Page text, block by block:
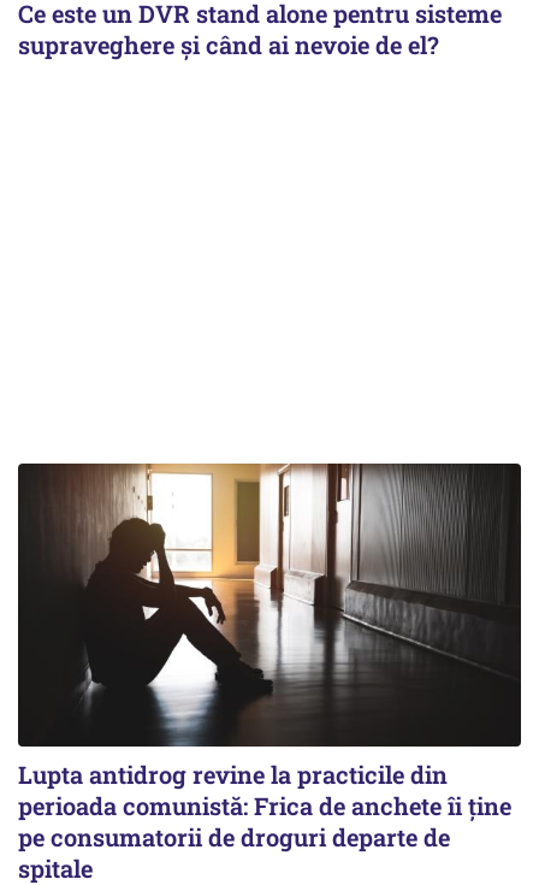
Ce este un DVR stand alone pentru sisteme
supraveghere și când ai nevoie de el?
Lupta antidrog revine la practicile din
perioada comunistă: Frica de anchete îi ține
pe consumatorii de droguri departe de
spitale